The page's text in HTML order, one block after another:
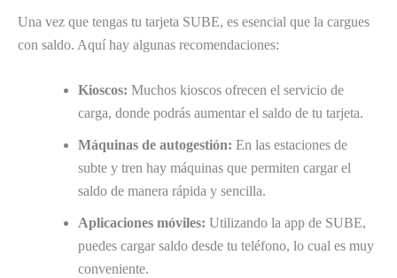
Una vez que tengas tu tarjeta SUBE, es esencial que la cargues
con saldo. Aquí hay algunas recomendaciones:
Kioscos: Muchos kioscos ofrecen el servicio de
carga, donde podrás aumentar el saldo de tu tarjeta.
Máquinas de autogestión: En las estaciones de
subte y tren hay máquinas que permiten cargar el
saldo de manera rápida y sencilla.
Aplicaciones móviles: Utilizando la app de SUBE,
puedes cargar saldo desde tu teléfono, lo cual es muy
conveniente.